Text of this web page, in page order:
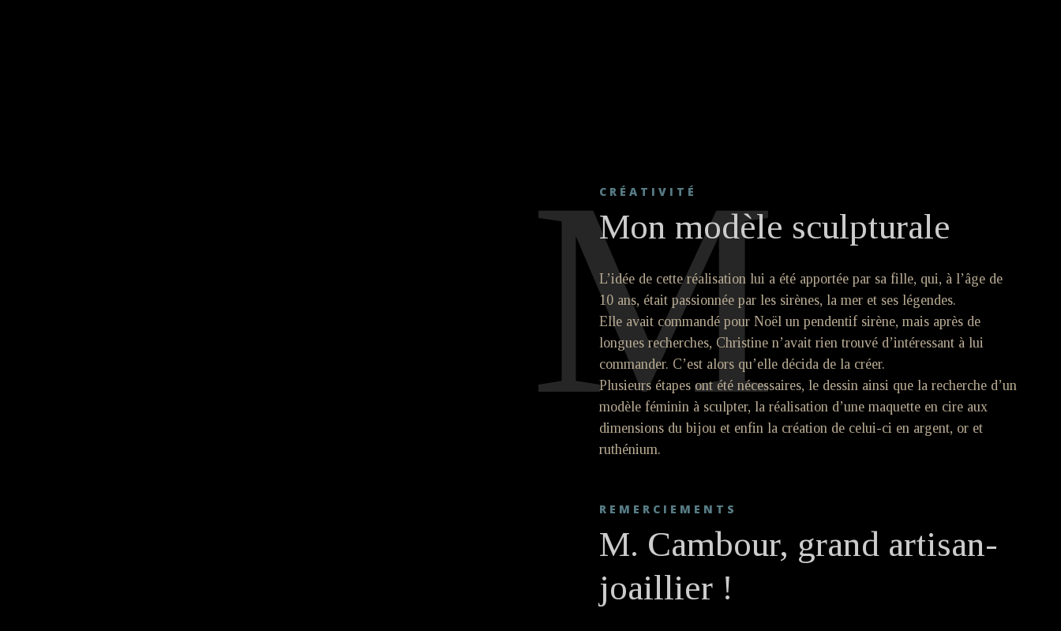
M
CRÉATIVITÉ
Mon modèle sculpturale
L’idée de cette réalisation lui a été apportée par sa fille, qui, à l’âge de
10 ans, était passionnée par les sirènes, la mer et ses légendes.
Elle avait commandé pour Noël un pendentif sirène, mais après de
longues recherches, Christine n’avait rien trouvé d’intéressant à lui
commander. C’est alors qu’elle décida de la créer.
Plusieurs étapes ont été nécessaires, le dessin ainsi que la recherche d’un
modèle féminin à sculpter, la réalisation d’une maquette en cire aux
dimensions du bijou et enfin la création de celui-ci en argent, or et
ruthénium.
REMERCIEMENTS
M. Cambour, grand artisan-
joaillier !